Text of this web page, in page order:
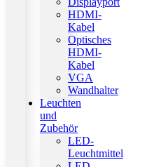
HDMI-
Kabel
Optisches
HDMI-
Kabel
VGA
Wandhalter
Leuchten
und
Zubehör
LED-
Leuchtmittel